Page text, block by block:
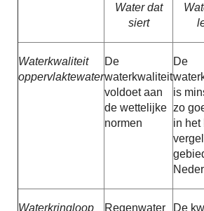
Water dat
siert
Waterkwaliteit
oppervlaktewater
De
waterkwaliteit
voldoet aan
de wettelijke
normen
De
is
zo
in het
Waterkringloop Regenwater De